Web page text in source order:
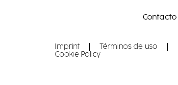
Contacto
Imprint Términos de uso
Cookie Policy